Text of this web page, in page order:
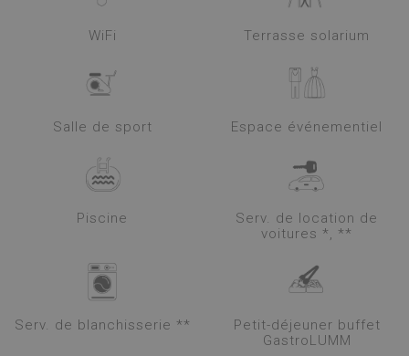
WiFi Terrasse solarium
Salle de sport Espace événementiel
Piscine
Serv. de location de
voitures *, **
Serv. de blanchisserie **
Petit-déjeuner buffet
GastroLUMM